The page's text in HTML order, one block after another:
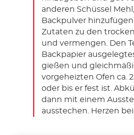
anderen Schüssel
Backpulver
Zutaten zu den
und vermengen. Den
Backpapier
gießen und
vorgeheizten Ofen ca.
oder bis er fest ist.
dann mit einem
ausstechen. Herzen